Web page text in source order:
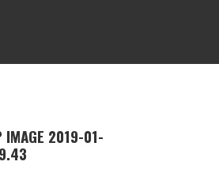
IMAGE 2019-01-